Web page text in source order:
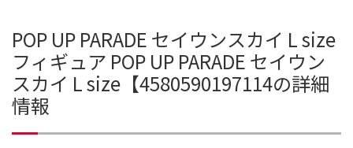
POP UP PARADE セイウンスカイ L size
フィギュア POP UP PARADE セイウン
スカイ L size【4580590197114の詳細
情報